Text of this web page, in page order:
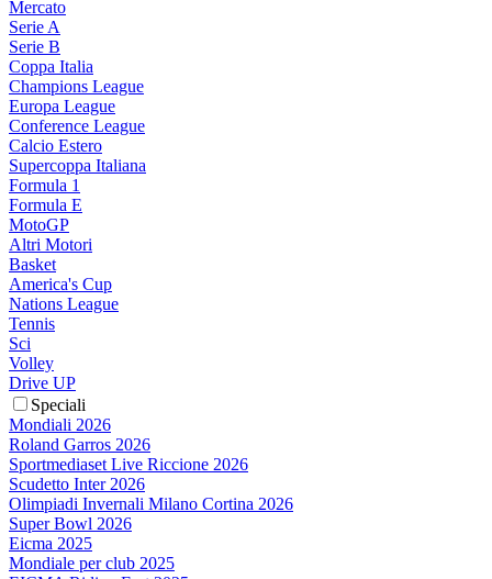
Mercato
Serie A
Serie B
Coppa Italia
Champions League
Europa League
Conference League
Calcio Estero
Supercoppa Italiana
Formula 1
Formula E
MotoGP
Altri Motori
Basket
America's Cup
Nations League
Tennis
Sci
Volley
Drive UP
Speciali
Mondiali 2026
Roland Garros 2026
Sportmediaset Live Riccione 2026
Scudetto Inter 2026
Olimpiadi Invernali Milano Cortina 2026
Super Bowl 2026
Eicma 2025
Mondiale per club 2025